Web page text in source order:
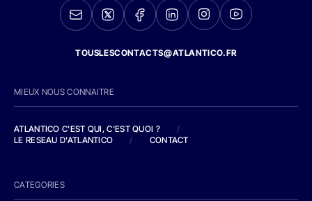
TOUSLESCONTACTS@ATLANTICO.FR
MIEUX NOUS CONNAITRE
ATLANTICO C'EST QUI, C'EST QUOI ?
/
LE RESEAU D'ATLANTICO
/ CONTACT
CATEGORIES